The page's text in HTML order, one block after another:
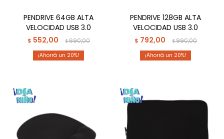
PENDRIVE 64GB ALTA
VELOCIDAD USB 3.0
$ 552,00 $690,00
20
PENDRIVE 128GB ALTA
VELOCIDAD USB 3.0
$ 792,00 $990,00
20